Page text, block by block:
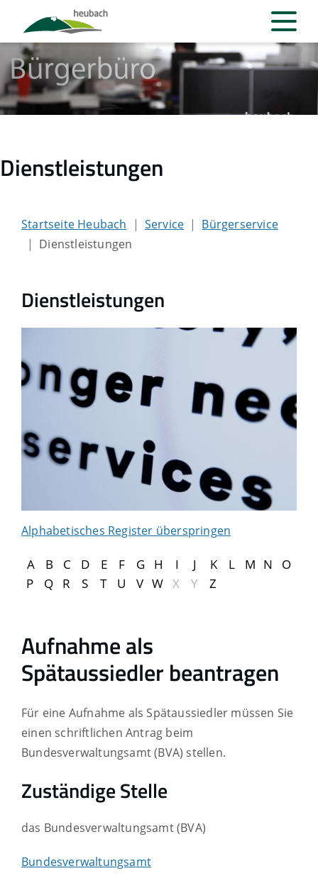
Dienstleistungen
Startseite Heubach Service
Bürgerservice
Dienstleistungen
Dienstleistungen
Alphabetisches Register überspringen
A B C D E F G H I J K L M N
O
P
Q R S T U V W X Y Z
Aufnahme als
Spätaussiedler beantragen
Für eine Aufnahme als Spätaussiedler müssen Sie
einen schriftlichen Antrag beim
Bundesverwaltungsamt (BVA) stellen.
Zuständige Stelle
das Bundesverwaltungsamt (BVA)
Bundesverwaltungsamt